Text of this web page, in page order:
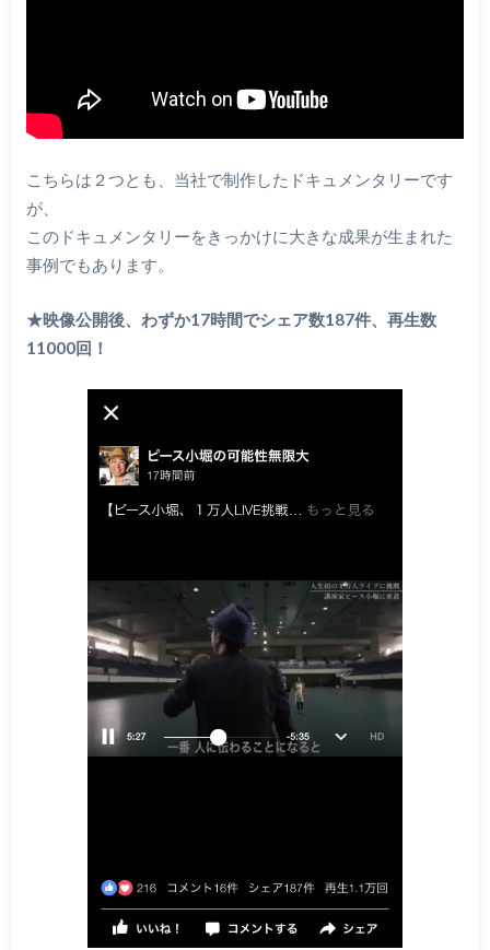
こちらは２つとも、当社で制作したドキュメンタリーです
が、
このドキュメンタリーをきっかけに大きな成果が生まれた
事例でもあります。
★映像公開後、わずか17時間でシェア数187件、再生数
11000回！